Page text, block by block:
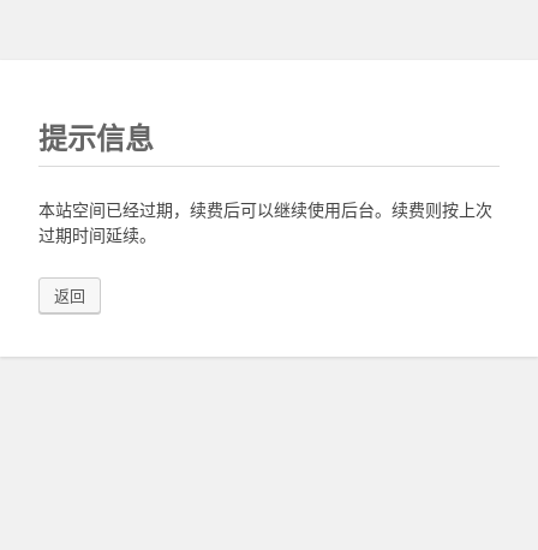
提示信息
本站空间已经过期，续费后可以继续使用后台。续费则按上次
过期时间延续。
返回